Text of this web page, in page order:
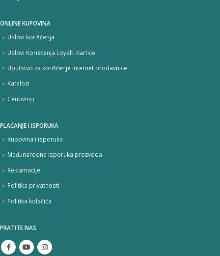
ONLINE KUPOVINA
Uslovi korišćenja
Uslovi Korišćenja Loyalti Kartice
Uputstvo za korišćenje internet prodavnice
Katalozi
Cenovnici
PLAĆANJE I ISPORUKA
Kupovina i isporuka
Međunarodna isporuka prozvoda
Reklamacije
Politika privatnosti
Politika kolačića
PRATITE NAS